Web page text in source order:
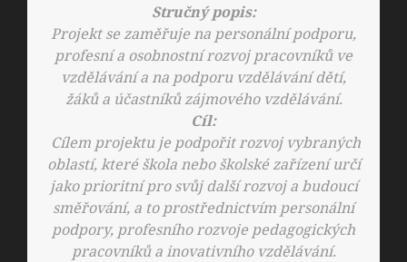
Stručný popis:
Projekt se zaměřuje na personální podporu,
profesní a osobnostní rozvoj pracovníků ve
vzdělávání a na podporu vzdělávání dětí,
žáků a účastníků zájmového vzdělávání.
Cíl:
Cílem projektu je podpořit rozvoj vybraných
oblastí, které škola nebo školské zařízení určí
jako prioritní pro svůj další rozvoj a budoucí
směřování, a to prostřednictvím personální
podpory, profesního rozvoje pedagogických
pracovníků a inovativního vzdělávání.